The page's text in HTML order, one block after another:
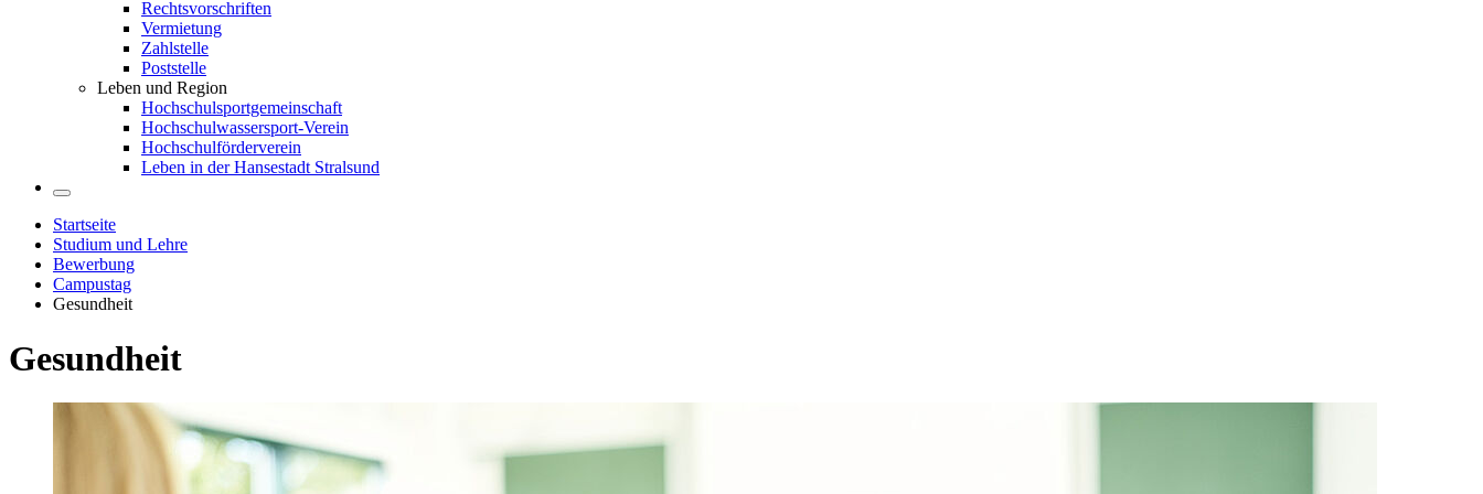
Rechtsvorschriften
Vermietung
Zahlstelle
Poststelle
Leben und Region
Hochschulsportgemeinschaft
Hochschulwassersport-Verein
Hochschulförderverein
Leben in der Hansestadt Stralsund
Startseite
Studium und Lehre
Bewerbung
Campustag
Gesundheit
Ge­sund­heit